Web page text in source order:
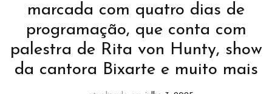
marcada com quatro dias de
programação, que conta com
palestra de Rita von Hunty, show
da cantora Bixarte e muito mais